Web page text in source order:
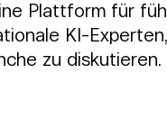
Plattform für
KI-
zu